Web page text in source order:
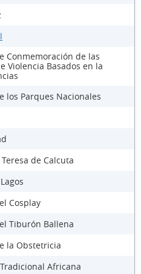
Conmemoración de las
Violencia Basados en la
los Parques Nacionales
de Calcuta
Cosplay
Tiburón Ballena
la Obstetricia
Africana